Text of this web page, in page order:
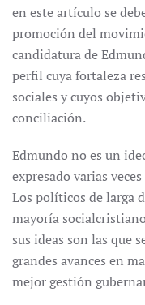
en este artículo se
promoción del
candidatura de
perfil cuya fortaleza
sociales y cuyos
conciliación.
Edmundo no es un
expresado varias
Los políticos de larga
mayoría
sus ideas son las que
grandes avances en
mejor gestión